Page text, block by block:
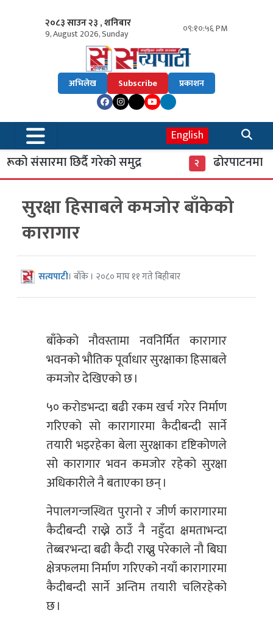
२०८३ साउन २३ , शनिबार
9, August 2026, Sunday ०९:१०:५६ PM
अभिलेख Subscribe प्रकाशन
English
संसारमा छिर्दै गरेको समुद्र ढोरपाटनमा
सुरक्षा हिसाबले कमजोर बाँकेको
कारागार
सत्यपाटी। बाँके । २०८० माघ ११ गते बिहीबार
बाँकेको नौवस्तामा नवनिर्मित कारागार
भवनको भौतिक पूर्वाधार सुरक्षाका हिसाबले
कमजोर देखिएको छ ।
५० करोडभन्दा बढी रकम खर्च गरेर निर्माण
गरिएको सो कारागारमा कैदीबन्दी सार्ने
तयारी भइरहेका बेला सुरक्षाका दृष्टिकोणले
सो कारागार भवन कमजोर रहेको सुरक्षा
अधिकारीले नै बताएका छन् ।
नेपालगन्जस्थित पुरानो र जीर्ण कारागारमा
कैदीबन्दी राख्ने ठाउँ नै नहुँदा क्षमताभन्दा
तेब्बरभन्दा बढी कैदी राख्नु परेकाले नौ बिघा
क्षेत्रफलमा निर्माण गरिएको नयाँ कारागारमा
कैदीबन्दी सार्ने अन्तिम तयारी चलिरहेको
छ ।